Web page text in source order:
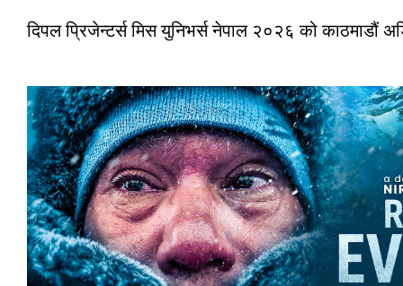
दिपल प्रिजेन्टर्स मिस युनिभर्स नेपाल २०२६ को काठमाडौं